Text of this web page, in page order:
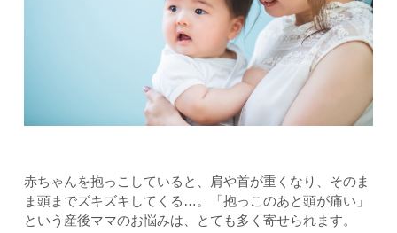
赤ちゃんを抱っこしていると、肩や首が重くなり、そのま
ま頭までズキズキしてくる…。「抱っこのあと頭が痛い」
という産後ママのお悩みは、とても多く寄せられます。